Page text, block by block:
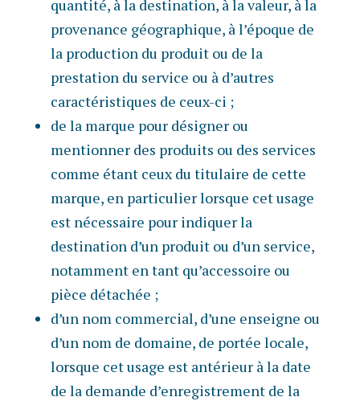
quantité, à la destination, à la valeur, à la
provenance géographique, à l’époque de
la production du produit ou de la
prestation du service ou à d’autres
caractéristiques de ceux-ci ;
de la marque pour désigner ou
mentionner des produits ou des services
comme étant ceux du titulaire de cette
marque, en particulier lorsque cet usage
est nécessaire pour indiquer la
destination d’un produit ou d’un service,
notamment en tant qu’accessoire ou
pièce détachée ;
d’un nom commercial, d’une enseigne ou
d’un nom de domaine, de portée locale,
lorsque cet usage est antérieur à la date
de la demande d’enregistrement de la